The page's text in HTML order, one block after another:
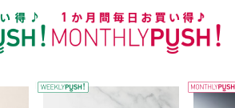
WEEKLY PUSH